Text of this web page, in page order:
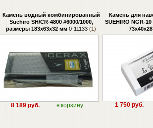
Камень водный комбинированный
Suehiro SH/CR-4800 #6000/1000,
размеры 183х63х32 мм 0-11133 (1)
8 189 руб. в корзину
Камень для
SUEHIRO NGR-
73х40х28
1 750 руб.